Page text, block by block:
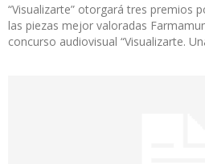
“Visualizarte” otorgará tres premios
las piezas mejor valoradas
concurso audiovisual “Visualizarte.